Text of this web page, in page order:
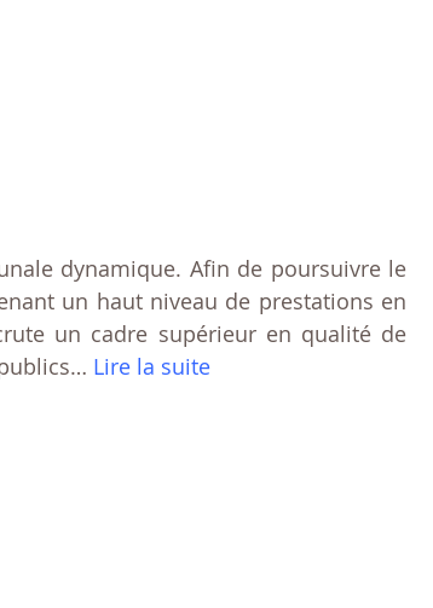
dynamique. Afin de poursuivre le
un haut niveau de prestations en
un cadre supérieur en qualité de
Lire la suite